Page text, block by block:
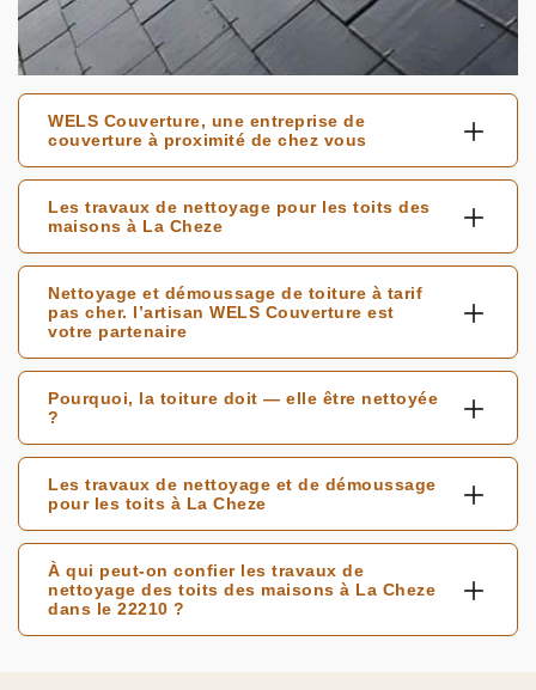
WELS Couverture, une entreprise de
couverture à proximité de chez vous
Les travaux de nettoyage pour les toits des
maisons à La Cheze
Nettoyage et démoussage de toiture à tarif
pas cher. l’artisan WELS Couverture est
votre partenaire
Pourquoi, la toiture doit — elle être nettoyée
?
Les travaux de nettoyage et de démoussage
pour les toits à La Cheze
À qui peut-on confier les travaux de
nettoyage des toits des maisons à La Cheze
dans le 22210 ?